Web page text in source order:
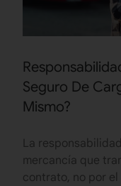
Seguro De
Mismo?
La
mercancía que
contrato, no por